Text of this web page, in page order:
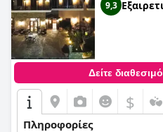
που θέλουν να γνωρίσουν τα
Μετεώρων.
9,3
Δείτε
$
Πληροφορίες